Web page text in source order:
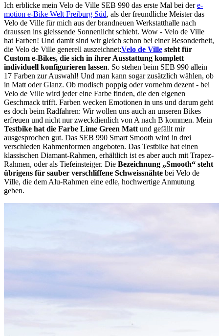
Ich erblicke mein Velo de Ville SEB 990 das erste Mal bei dere-
motion e-Bike Welt Freiburg Süd, als der freundliche Meister das
Velo de Ville für mich aus der brandneuen Werkstatthalle nach
draussen ins gleissende Sonnenlicht schiebt. Wow - Velo de Ville
hat Farben! Und damit sind wir gleich schon bei einer Besonderheit,
die Velo de Ville generell auszeichnet:Velo de Ville steht für
Custom e-Bikes, die sich in ihrer Ausstattung komplett
individuell konfigurieren lassen. So stehen beim SEB 990 allein
17 Farben zur Auswahl! Und man kann sogar zusätzlich wählen, ob
in Matt oder Glanz. Ob modisch poppig oder vornehm dezent - bei
Velo de Ville wird jeder eine Farbe finden, die den eigenen
Geschmack trifft. Farben wecken Emotionen in uns und darum geht
es doch beim Radfahren: Wir wollen uns auch an unseren Bikes
erfreuen und nicht nur zweckdienlich von A nach B kommen. Mein
Testbike hat die Farbe Lime Green Matt und gefällt mir
ausgesprochen gut. Das SEB 990 Smart Smooth wird in drei
verschieden Rahmenformen angeboten. Das Testbike hat einen
klassischen Diamant-Rahmen, erhältlich ist es aber auch mit Trapez-
Rahmen, oder als Tiefeinsteiger. Die Bezeichnung „Smooth“ steht
übrigens für sauber verschliffene Schweissnähte bei Velo de
Ville, die dem Alu-Rahmen eine edle, hochwertige Anmutung
geben.